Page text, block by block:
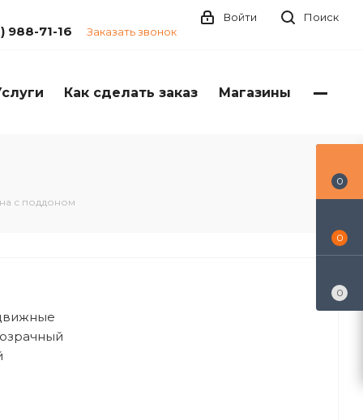
Поиск
Войти
988-71-16 Заказать звонок
Как сделать заказ Магазины
с поддоном
0
0
0